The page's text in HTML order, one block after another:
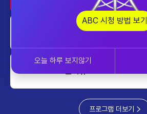
AI 톡톡
프로그램 더보기
ABC 시청 방법 보기
오늘 하루 보지않기